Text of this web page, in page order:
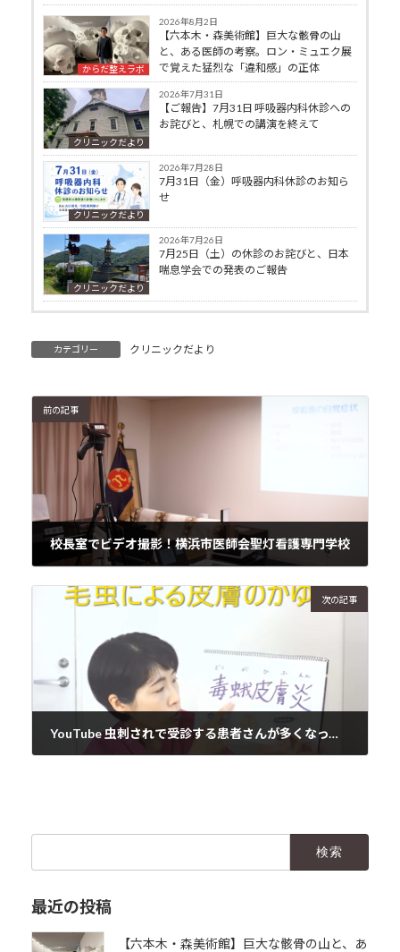
からだ整えラボ
2026年8月2日
【六本木・森美術館】巨大な骸骨の山
と、ある医師の考察。ロン・ミュエク展
で覚えた猛烈な「違和感」の正体
クリニックだより
2026年7月31日
【ご報告】7月31日 呼吸器内科休診への
お詫びと、札幌での講演を終えて
クリニックだより
2026年7月28日
7月31日（金）呼吸器内科休診のお知ら
せ
クリニックだより
2026年7月26日
7月25日（土）の休診のお詫びと、日本
喘息学会での発表のご報告
カテゴリー クリニックだより
前の記事
校長室でビデオ撮影！横浜市医師会聖灯看護専門学校
次の記事
YouTube 虫刺されで受診する患者さんが多くなっています！
最近の投稿
【六本木・森美術館】巨大な骸骨の山と、あ